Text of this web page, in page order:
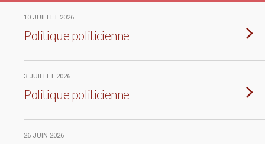
10 JUILLET 2026
Politique politicienne
3 JUILLET 2026
Politique politicienne
26 JUIN 2026